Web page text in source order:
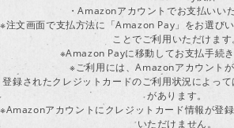
・Amazonアカウントでお支払いい
※注文画面で支払方法に「Amazon Pay」をお選び
ことでご利用いただけます
※Amazon Payに移動してお支払手続き
※ご利用には、Amazonアカウントが
登録されたクレジットカードのご利用状況によっ
があります。
※Amazonアカウントにクレジットカード情報が登
いただけません。